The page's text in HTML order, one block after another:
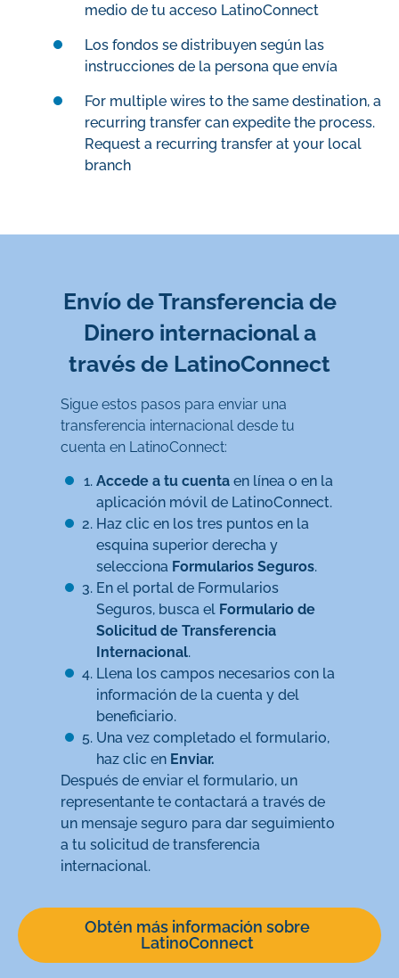
medio de tu acceso LatinoConnect
Los fondos se distribuyen según las
instrucciones de la persona que envía
For multiple wires to the same destination, a
recurring transfer can expedite the process.
Request a recurring transfer at your local
branch
Envío de Transferencia de
Dinero internacional a
través de LatinoConnect
Sigue estos pasos para enviar una
transferencia internacional desde tu
cuenta en LatinoConnect:
Accede a tu cuenta en línea o en la
aplicación móvil de LatinoConnect.
Haz clic en los tres puntos en la
esquina superior derecha y
selecciona Formularios Seguros.
En el portal de Formularios
Seguros, busca el Formulario de
Solicitud de Transferencia
Internacional.
Llena los campos necesarios con la
información de la cuenta y del
beneficiario.
Una vez completado el formulario,
haz clic en Enviar.
Después de enviar el formulario, un
representante te contactará a través de
un mensaje seguro para dar seguimiento
a tu solicitud de transferencia
internacional.
Obtén más información sobre
LatinoConnect